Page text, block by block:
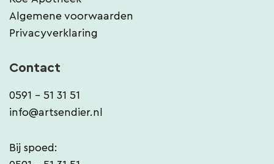
Algemene voorwaarden
Privacyverklaring
Contact
0591 - 51 31 51
info@artsendier.nl
Bij spoed: